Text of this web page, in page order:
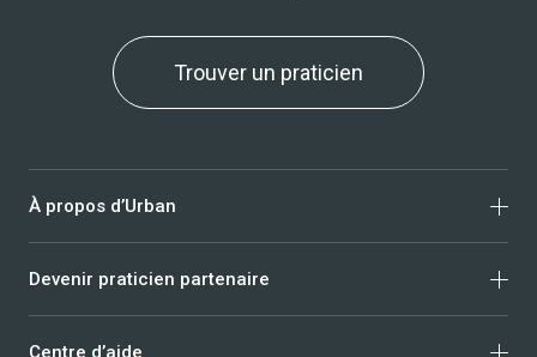
Trouver un praticien
À propos d’Urban
Qui sommes-nous ?
Devenir praticien partenaire
Centre d’aide